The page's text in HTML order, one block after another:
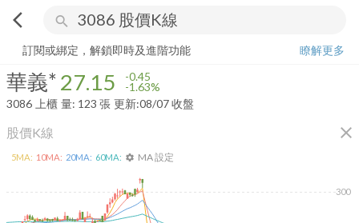
arrow_back_ios search
華義* 27.15 -1.63%
訂閱或綁定，解鎖即時及進階功能
瞭解更多
華義* 27.15 -0.45
-1.63%
3086 上櫃 量: 123 張 更新:08/07 收盤
股價K線 close
300
5MA: 10MA: 20MA: 60MA: settings MA 設定